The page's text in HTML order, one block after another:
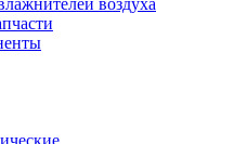
воздуха